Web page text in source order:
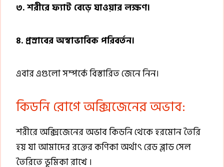
৩. শরীরে ফ্যাট বেড়ে যাওয়ার লক্ষণ।
৪. প্রস্রাবের অস্বাভাবিক পরিবর্তন।
এবার এগুলো সম্পর্কে বিস্তারিত জেনে নিন।
কিডনি রোগে অক্সিজেনের অভাব:
শরীরে অক্সিজেনের অভাব কিডনি থেকে হরমোন তৈরি
হয় যা আমাদের রক্তের কণিকা অর্থাৎ রেড ব্লাড সেল
তৈরিতে ভূমিকা রাখে ।